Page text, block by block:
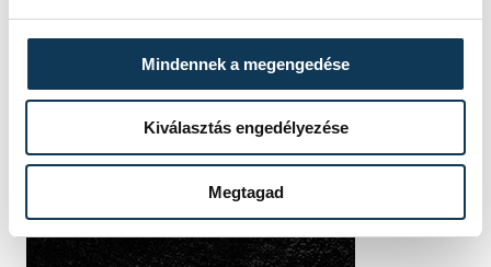
Mindennek a megengedése
Kiválasztás engedélyezése
Megtagad